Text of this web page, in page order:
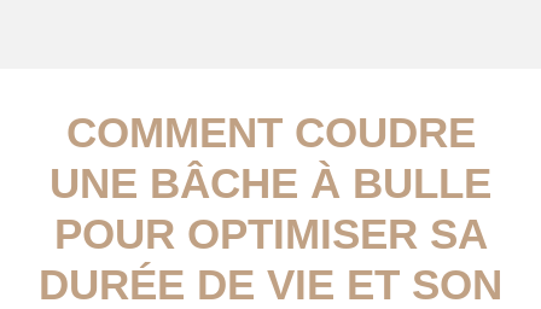
COMMENT COUDRE
UNE BÂCHE À BULLE
POUR OPTIMISER SA
DURÉE DE VIE ET SON